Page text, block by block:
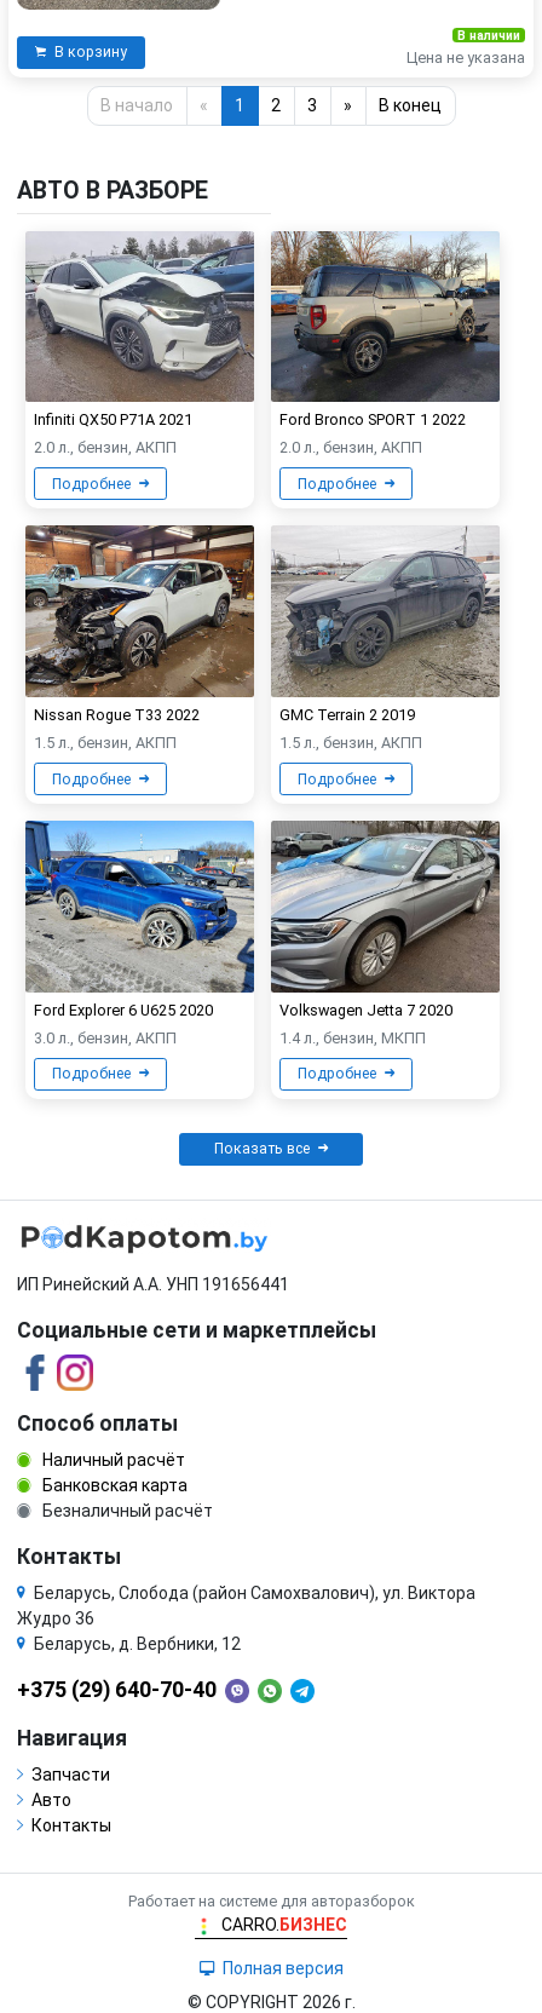
В корзину
В наличии
Цена не указана
В начало « 1 2 3 » В конец
АВТО В РАЗБОРЕ
Infiniti QX50 P71A 2021
2.0 л., бензин, АКПП
Подробнее
Ford Bronco SPORT 1 2022
2.0 л., бензин, АКПП
Подробнее
Nissan Rogue T33 2022
1.5 л., бензин, АКПП
Подробнее
GMC Terrain 2 2019
1.5 л., бензин, АКПП
Подробнее
Ford Explorer 6 U625 2020
3.0 л., бензин, АКПП
Подробнее
Volkswagen Jetta 7 2020
1.4 л., бензин, МКПП
Подробнее
Показать все
ИП Ринейский А.А. УНП 191656441
Социальные сети и маркетплейсы
Способ оплаты
Наличный расчёт
Банковская карта
Безналичный расчёт
Контакты
Беларусь, Слобода (район Самохвалович), ул. Виктора
Жудро 36
Беларусь, д. Вербники, 12
+375 (29) 640-70-40
Навигация
Запчасти
Авто
Контакты
Работает на системе для авторазборок
CARRO. БИЗНЕС
Полная версия
© COPYRIGHT 2026 г.